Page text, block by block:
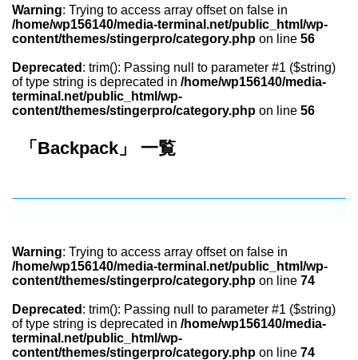
Warning: Trying to access array offset on false in
/home/wp156140/media-terminal.net/public_html/wp-
content/themes/stingerpro/category.php on line 56
Deprecated : trim(): Passing null to parameter #1 ($string)
of type string is deprecated in /home/wp156140/media-
terminal.net/public_html/wp-
content/themes/stingerpro/category.php on line 56
「Backpack」 一覧
Warning: Trying to access array offset on false in
/home/wp156140/media-terminal.net/public_html/wp-
content/themes/stingerpro/category.php on line 74
Deprecated : trim(): Passing null to parameter #1 ($string)
of type string is deprecated in /home/wp156140/media-
terminal.net/public_html/wp-
content/themes/stingerpro/category.php on line 74